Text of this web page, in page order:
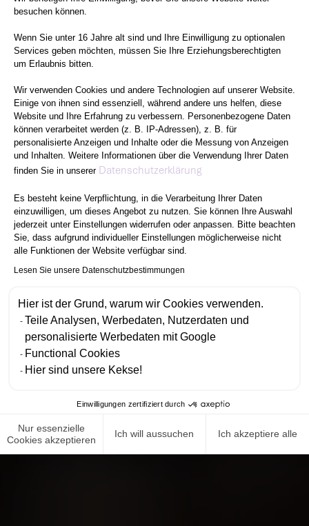
besuchen können.
Wenn Sie unter 16 Jahre alt sind und Ihre Einwilligung zu optionalen
Services geben möchten, müssen Sie Ihre Erziehungsberechtigten
um Erlaubnis bitten.
Wir verwenden Cookies und andere Technologien auf unserer Website.
Einige von ihnen sind essenziell, während andere uns helfen, diese
Website und Ihre Erfahrung zu verbessern. Personenbezogene Daten
können verarbeitet werden (z. B. IP-Adressen), z. B. für
personalisierte Anzeigen und Inhalte oder die Messung von Anzeigen
und Inhalten. Weitere Informationen über die Verwendung Ihrer Daten
finden Sie in unserer Datenschutzerklärung
Es besteht keine Verpflichtung, in die Verarbeitung Ihrer Daten
einzuwilligen, um dieses Angebot zu nutzen. Sie können Ihre Auswahl
jederzeit unter Einstellungen widerrufen oder anpassen. Bitte beachten
Sie, dass aufgrund individueller Einstellungen möglicherweise nicht
alle Funktionen der Website verfügbar sind.
Lesen Sie unsere Datenschutzbestimmungen
Hier ist der Grund, warum wir Cookies verwenden.
Teile Analysen, Werbedaten, Nutzerdaten und
personalisierte Werbedaten mit Google
Functional Cookies
Hier sind unsere Kekse!
Einwilligungen zertifiziert durch
Nur essenzielle
Cookies akzeptieren
Ich will aussuchen Ich akzeptiere alle
Axeptio consent